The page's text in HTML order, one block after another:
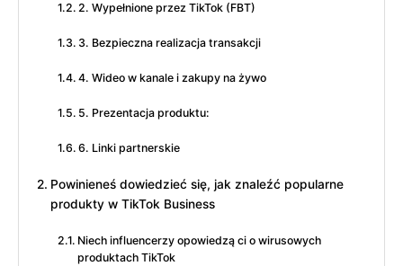
2. Wypełnione przez TikTok (FBT)
3. Bezpieczna realizacja transakcji
4. Wideo w kanale i zakupy na żywo
5. Prezentacja produktu:
6. Linki partnerskie
Powinieneś dowiedzieć się, jak znaleźć popularne
produkty w TikTok Business
Niech influencerzy opowiedzą ci o wirusowych
produktach TikTok